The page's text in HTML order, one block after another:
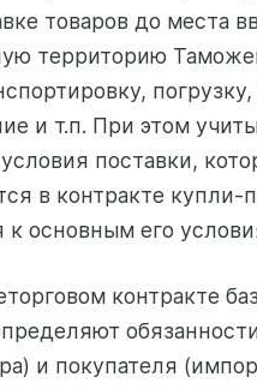
товаров до места
территорию
и т.п. При этом
поставки,
в контракте купли-
к основным его
контракте
и покупателя